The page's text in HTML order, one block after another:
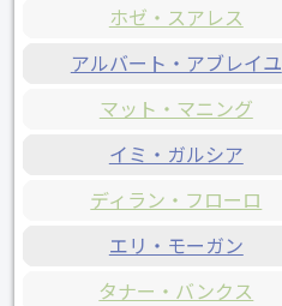
ホゼ・スアレス
アルバート・アブレイユ
マット・マニング
イミ・ガルシア
ディラン・フローロ
エリ・モーガン
タナー・バンクス